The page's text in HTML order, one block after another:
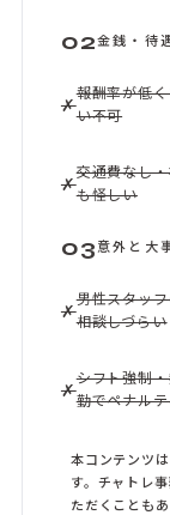
02金銭・待
✗
報酬率が低
い不可
✗
交通費なし
も怪しい
03 意外と大
✗
男性スタッ
相談しづらい
✗
シフト強制
勤でペナル
本コンテンツ
す。チャトレ
ただくことも